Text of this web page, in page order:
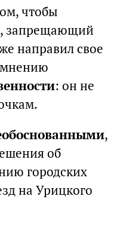
чтобы
запрещающий
направил свое
мнению
: он не
,
об
городских
на Урицкого